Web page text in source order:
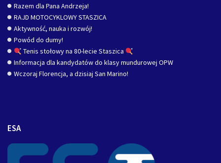
Razem dla Pana Andrzeja!
RAJD MOTOCYKLOWY STASZICA
Aktywność, nauka i rozwój!
Powód do dumy!
Tenis stołowy na 80-lecie Staszica
Informacja dla kandydatów do klasy mundurowej OPW
Wczoraj Florencja, a dzisiaj San Marino!
ESA